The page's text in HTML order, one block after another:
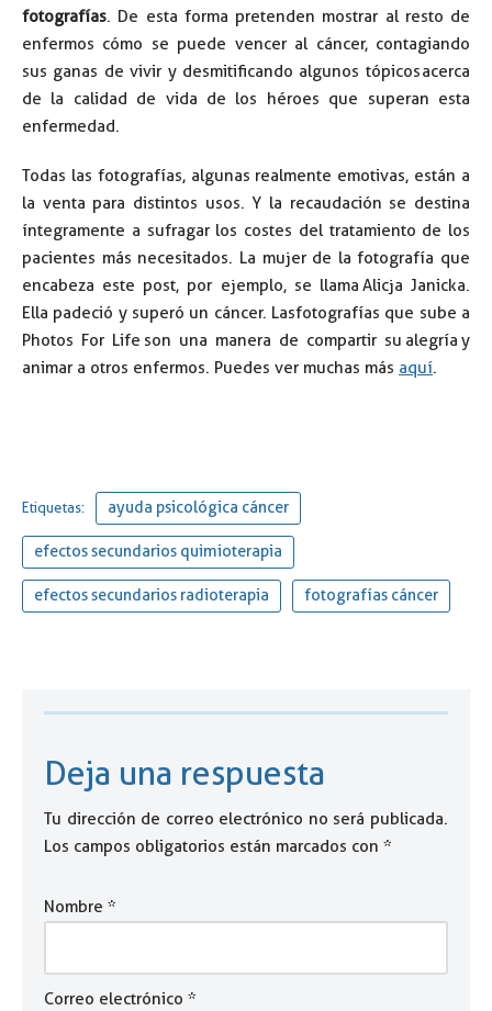
fotografías. De esta forma pretenden mostrar al resto de
enfermos cómo se puede vencer al cáncer, contagiando
sus ganas de vivir y desmitificando algunos tópicos acerca
de la calidad de vida de los héroes que superan esta
enfermedad.
Todas las fotografías, algunas realmente emotivas, están a
la venta para distintos usos. Y la recaudación se destina
íntegramente a sufragar los costes del tratamiento de los
pacientes más necesitados. La mujer de la fotografía que
encabeza este post, por ejemplo, se llama Alicja Janicka.
Ella padeció y superó un cáncer. Las fotografías que sube a
Photos For Life son una manera de compartir su alegría y
animar a otros enfermos. Puedes ver muchas más aquí.
Etiquetas: ayuda psicológica cáncer
efectos secundarios quimioterapia
efectos secundarios radioterapia fotografías cáncer
Deja una respuesta
Tu dirección de correo electrónico no será publicada.
Los campos obligatorios están marcados con *
Nombre *
Correo electrónico *